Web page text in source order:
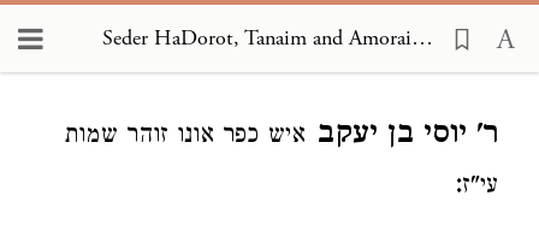
Seder HaDorot, Tanaim and Amoraim 1924
ר' יוסי בן יעקב איש כפר אונו זוהר שמות
עי"ז: